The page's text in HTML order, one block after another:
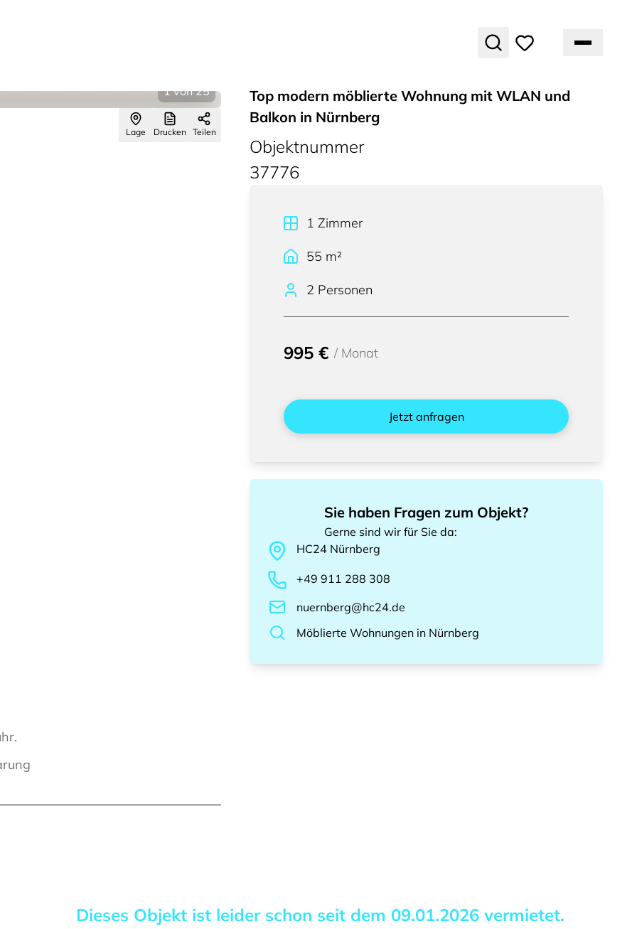
1 von 25
Lage Drucken Teilen
Top modern möblierte Wohnung mit WLAN und
Balkon in Nürnberg
Objektnummer
37776
1 Zimmer
55 m²
2 Personen
995 € / Monat
Jetzt anfragen
Sie haben Fragen zum Objekt?
Gerne sind wir für Sie da:
HC24 Nürnberg
+49 911 288 308
nuernberg@hc24.de
Möblierte Wohnungen in Nürnberg
Dieses Objekt ist leider schon seit dem 09.01.2026vermietet.